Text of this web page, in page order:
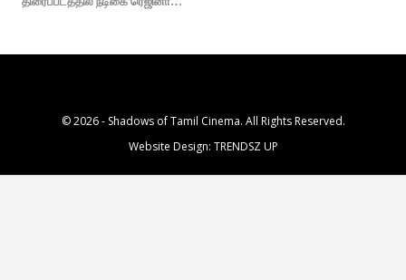
© 2026 - Shadows of Tamil Cinema. All Rights Reserved.
Website Design: TRENDSZ UP